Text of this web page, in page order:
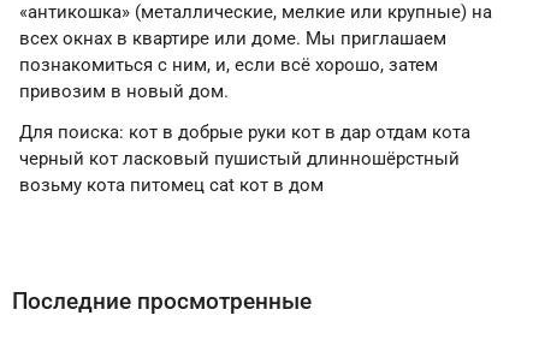
«антикошка» (металлические, мелкие или крупные) на
всех окнах в квартире или доме. Мы приглашаем
познакомиться с ним, и, если всё хорошо, затем
привозим в новый дом.
Для поиска: кот в добрые руки кот в дар отдам кота
черный кот ласковый пушистый длинношёрстный
возьму кота питомец cat кот в дом
Последние просмотренные